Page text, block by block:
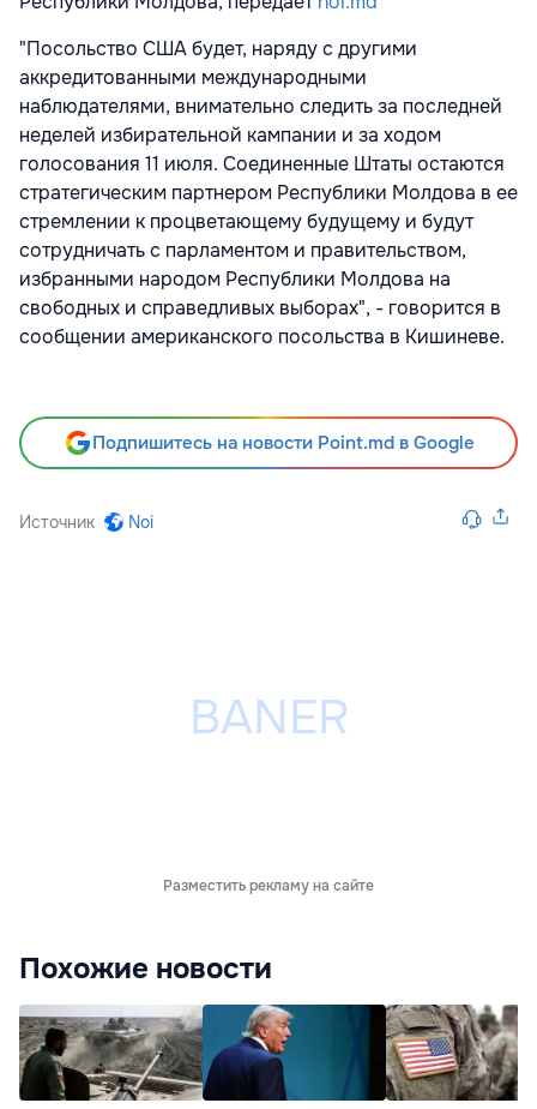
"Посольство США будет, наряду с другими
аккредитованными международными
наблюдателями, внимательно следить за последней
неделей избирательной кампании и за ходом
голосования 11 июля. Соединенные Штаты остаются
стратегическим партнером Республики Молдова в ее
стремлении к процветающему будущему и будут
сотрудничать с парламентом и правительством,
избранными народом Республики Молдова на
свободных и справедливых выборах", - говорится в
сообщении американского посольства в Кишиневе.
Подпишитесь на новости Point.md в Google
Источник Noi
Разместить рекламу на сайте
Похожие новости